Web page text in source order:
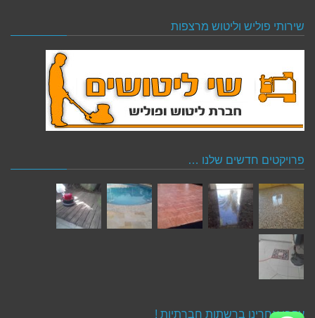
שירותי פוליש וליטוש מרצפות
פרויקטים חדשים שלנו …
עקבו אחרינו ברשתות חברתיות !